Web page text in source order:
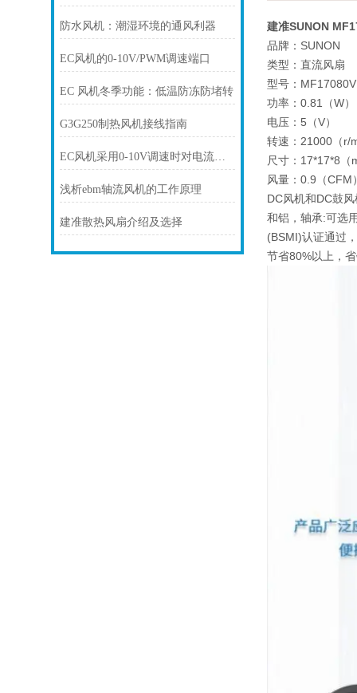
防水风机：潮湿环境的通风利器
EC风机的0-10V/PWM调速端口
EC 风机冬季功能：低温防冻防堵转
G3G250制热风机接线指南
EC风机采用0-10V调速时对电流有什么要求
浅析ebm轴流风机的工作原理
建准散热风扇介绍及选择
建准SUNON
品牌：SUNON
类型：直流风扇
型号：
功率：0.81（W）
电压：5（V）
转速：21000（r/
尺寸：17*17*8（
风量：0.9（CFM
DC风机和DC鼓
和铝，轴承:可选
(BSMI)认证通过
节省80%以上，